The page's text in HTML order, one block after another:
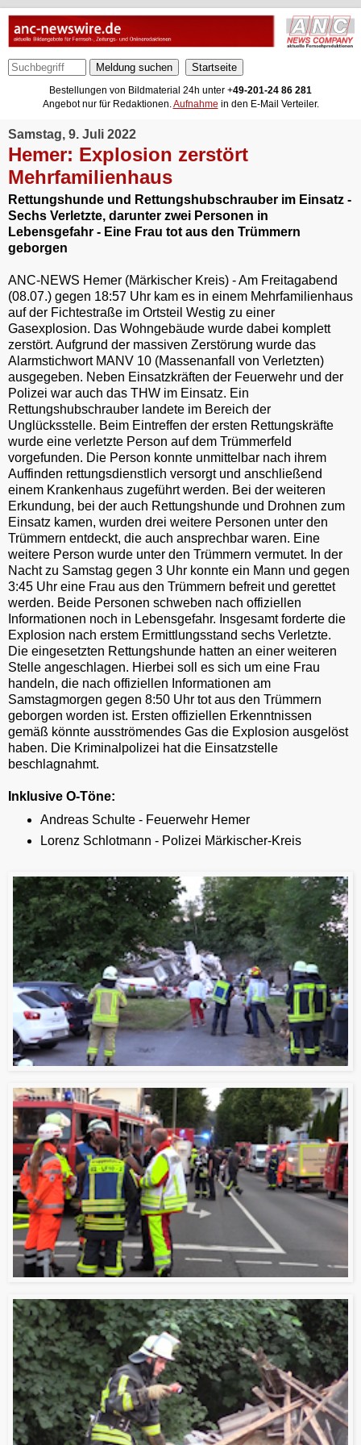
Meldung suchen
Bestellungen von Bildmaterial 24h unter +49-201-24 86 281
Angebot nur für Redaktionen.Aufnahme in den E-Mail Verteiler.
Samstag, 9. Juli 2022
Hemer: Explosion zerstört
Mehrfamilienhaus
Rettungshunde und Rettungshubschrauber im Einsatz -
Sechs Verletzte, darunter zwei Personen in
Lebensgefahr - Eine Frau tot aus den Trümmern
geborgen
ANC-NEWS Hemer (Märkischer Kreis) - Am Freitagabend
(08.07.) gegen 18:57 Uhr kam es in einem Mehrfamilienhaus
auf der Fichtestraße im Ortsteil Westig zu einer
Gasexplosion. Das Wohngebäude wurde dabei komplett
zerstört. Aufgrund der massiven Zerstörung wurde das
Alarmstichwort MANV 10 (Massenanfall von Verletzten)
ausgegeben. Neben Einsatzkräften der Feuerwehr und der
Polizei war auch das THW im Einsatz. Ein
Rettungshubschrauber landete im Bereich der
Unglücksstelle. Beim Eintreffen der ersten Rettungskräfte
wurde eine verletzte Person auf dem Trümmerfeld
vorgefunden. Die Person konnte unmittelbar nach ihrem
Auffinden rettungsdienstlich versorgt und anschließend
einem Krankenhaus zugeführt werden. Bei der weiteren
Erkundung, bei der auch Rettungshunde und Drohnen zum
Einsatz kamen, wurden drei weitere Personen unter den
Trümmern entdeckt, die auch ansprechbar waren. Eine
weitere Person wurde unter den Trümmern vermutet. In der
Nacht zu Samstag gegen 3 Uhr konnte ein Mann und gegen
3:45 Uhr eine Frau aus den Trümmern befreit und gerettet
werden. Beide Personen schweben nach offiziellen
Informationen noch in Lebensgefahr. Insgesamt forderte die
Explosion nach erstem Ermittlungsstand sechs Verletzte.
Die eingesetzten Rettungshunde hatten an einer weiteren
Stelle angeschlagen. Hierbei soll es sich um eine Frau
handeln, die nach offiziellen Informationen am
Samstagmorgen gegen 8:50 Uhr tot aus den Trümmern
geborgen worden ist. Ersten offiziellen Erkenntnissen
gemäß könnte ausströmendes Gas die Explosion ausgelöst
haben. Die Kriminalpolizei hat die Einsatzstelle
beschlagnahmt.
Inklusive O-Töne:
Andreas Schulte - Feuerwehr Hemer
Lorenz Schlotmann - Polizei Märkischer-Kreis